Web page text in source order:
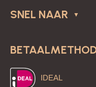
SNEL NAAR
IDEAL